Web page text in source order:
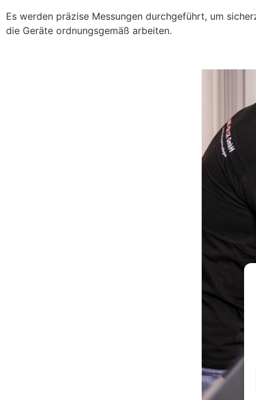
Es werden präzise Messungen durchgeführt, um
die Geräte ordnungsgemäß arbeiten.